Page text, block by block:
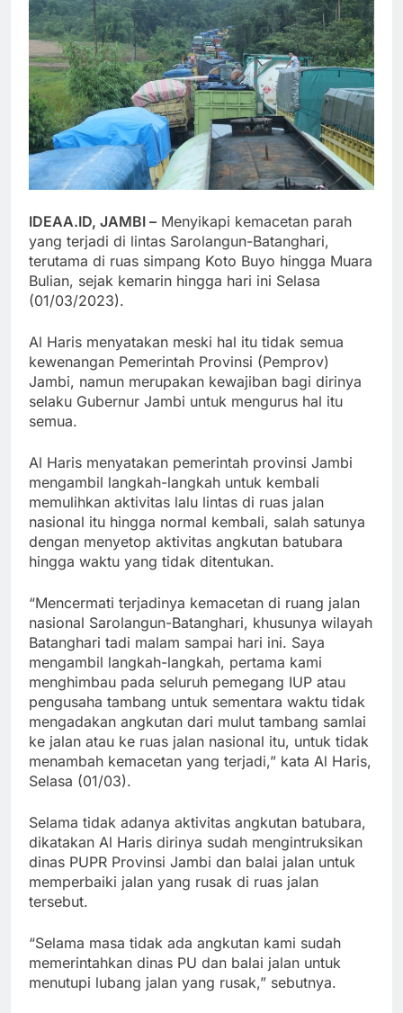
IDEAA.ID, JAMBI – Menyikapi kemacetan parah
yang terjadi di lintas Sarolangun-Batanghari,
terutama di ruas simpang Koto Buyo hingga Muara
Bulian, sejak kemarin hingga hari ini Selasa
(01/03/2023).
Al Haris menyatakan meski hal itu tidak semua
kewenangan Pemerintah Provinsi (Pemprov)
Jambi, namun merupakan kewajiban bagi dirinya
selaku Gubernur Jambi untuk mengurus hal itu
semua.
Al Haris menyatakan pemerintah provinsi Jambi
mengambil langkah-langkah untuk kembali
memulihkan aktivitas lalu lintas di ruas jalan
nasional itu hingga normal kembali, salah satunya
dengan menyetop aktivitas angkutan batubara
hingga waktu yang tidak ditentukan.
“Mencermati terjadinya kemacetan di ruang jalan
nasional Sarolangun-Batanghari, khusunya wilayah
Batanghari tadi malam sampai hari ini. Saya
mengambil langkah-langkah, pertama kami
menghimbau pada seluruh pemegang IUP atau
pengusaha tambang untuk sementara waktu tidak
mengadakan angkutan dari mulut tambang samlai
ke jalan atau ke ruas jalan nasional itu, untuk tidak
menambah kemacetan yang terjadi,” kata Al Haris,
Selasa (01/03).
Selama tidak adanya aktivitas angkutan batubara,
dikatakan Al Haris dirinya sudah mengintruksikan
dinas PUPR Provinsi Jambi dan balai jalan untuk
memperbaiki jalan yang rusak di ruas jalan
tersebut.
“Selama masa tidak ada angkutan kami sudah
memerintahkan dinas PU dan balai jalan untuk
menutupi lubang jalan yang rusak,” sebutnya.